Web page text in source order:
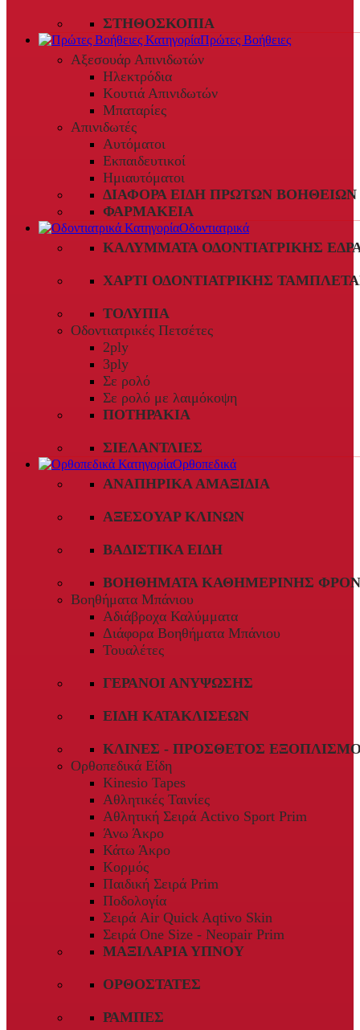
ΣΤΗΘΟΣΚΌΠΙΑ
Πρώτες Βοήθειες
Αξεσουάρ Απινιδωτών
Ηλεκτρόδια
Κουτιά Απινιδωτών
Μπαταρίες
Απινιδωτές
Αυτόματοι
Εκπαιδευτικοί
Ημιαυτόματοι
ΔΙΆΦΟΡΑ ΕΊΔΗ ΠΡΏΤΩΝ ΒΟΗΘΕΙΏΝ
ΦΑΡΜΑΚΕΊΑ
Οδοντιατρικά
ΚΑΛΎΜΜΑΤΑ ΟΔΟΝΤΙΑΤΡΙΚΉΣ
ΧΑΡΤΊ ΟΔΟΝΤΙΑΤΡΙΚΉΣ
ΤΟΛΎΠΙΑ
Οδοντιατρικές Πετσέτες
2ply
3ply
Σε ρολό
Σε ρολό με λαιμόκοψη
ΠΟΤΗΡΆΚΙΑ
ΣΙΕΛΑΝΤΛΊΕΣ
Ορθοπεδικά
ΑΝΑΠΗΡΙΚΆ ΑΜΑΞΊΔΙΑ
ΑΞΕΣΟΥΆΡ ΚΛΙΝΏΝ
ΒΑΔΙΣΤΙΚΆ ΕΊΔΗ
ΒΟΗΘΉΜΑΤΑ ΚΑΘΗΜΕΡΙΝΉΣ
Βοηθήματα Μπάνιου
Αδιάβροχα Καλύμματα
Διάφορα Βοηθήματα Μπάνιου
Τουαλέτες
ΓΕΡΑΝΟΊ ΑΝΎΨΩΣΗΣ
ΕΊΔΗ ΚΑΤΑΚΛΊΣΕΩΝ
ΚΛΊΝΕΣ - ΠΡΌΣΘΕΤΟΣ
Ορθοπεδικά Είδη
Kinesio Tapes
Αθλητικές Ταινίες
Αθλητική Σειρά Activo Sport Prim
Άνω Άκρο
Κάτω Άκρο
Κορμός
Παιδική Σειρά Prim
Ποδολογία
Σειρά Air Quick Aqtivo Skin
Σειρά One Size - Neopair Prim
ΜΑΞΙΛΆΡΙΑ ΎΠΝΟΥ
ΟΡΘΟΣΤΆΤΕΣ
ΡΆΜΠΕΣ